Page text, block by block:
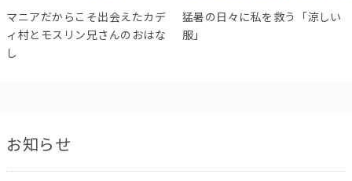
マニアだからこそ出会えたカデ
ィ村とモスリン兄さんのおはな
し
猛暑の日々に私を救う「涼しい
服」
お知らせ